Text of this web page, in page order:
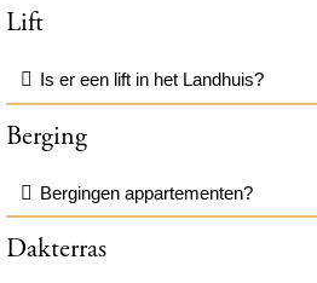
Lift
Is er een lift in het Landhuis?
Berging
Bergingen appartementen?
Dakterras